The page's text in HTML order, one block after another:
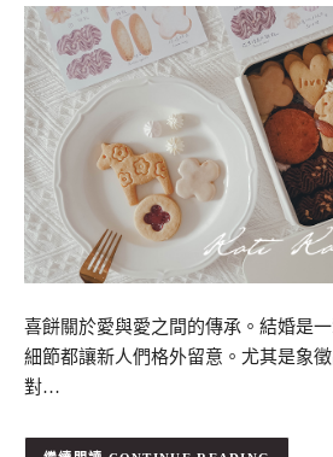
喜餅關於愛與愛之間的傳承。結婚是
細節都讓新人們格外留意。尤其是象
對…